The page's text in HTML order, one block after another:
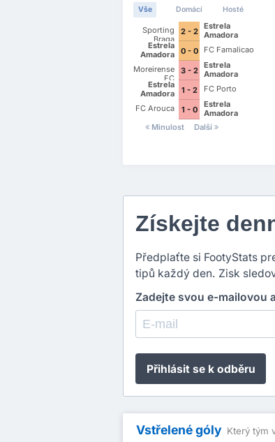
Vše Domácí Hosté
Sporting
Braga
2 - 2
Estrela
Amadora
Estrela
Amadora
0 - 0
FC Famalicao
Moreirense
FC
3 - 2
Estrela
Amadora
Estrela
Amadora
1 - 2
FC Porto
FC Arouca
1 - 0
Estrela
Amadora
Minulost
Další
Získejte
Předplaťte si FootyStats
tipů každý den. Zisk
Zadejte svou e-mailovou
Přihlásit se k odběru
Vstřelené góly Který tým